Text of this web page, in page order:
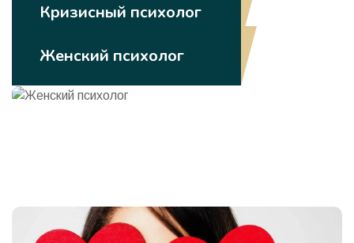
Кризисный психолог
Женский психолог